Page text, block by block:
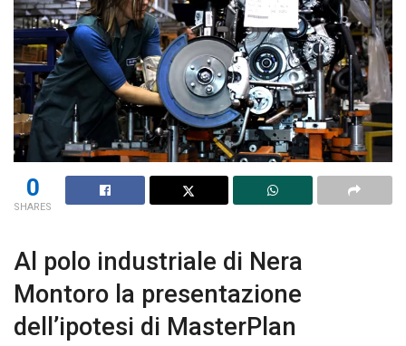
0
SHARES
Al polo industriale di Nera
Montoro la presentazione
dell’ipotesi di MasterPlan